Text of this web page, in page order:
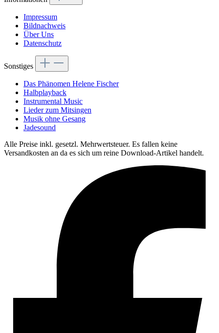
Impressum
Bildnachweis
Über Uns
Datenschutz
Sonstiges
Das Phänomen Helene Fischer
Halbplayback
Instrumental Music
Lieder zum Mitsingen
Musik ohne Gesang
Jadesound
Alle Preise inkl. gesetzl. Mehrwertsteuer. Es fallen keine
Versandkosten an da es sich um reine Download-Artikel handelt.